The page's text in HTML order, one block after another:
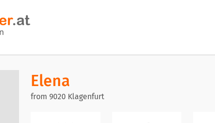
Elena
from 9020 Klagenfurt